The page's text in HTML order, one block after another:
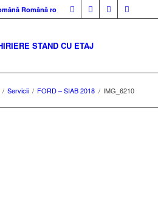
Română ro
STAND CU ETAJ
/ Servicii / FORD – SIAB 2018 / IMG_6210